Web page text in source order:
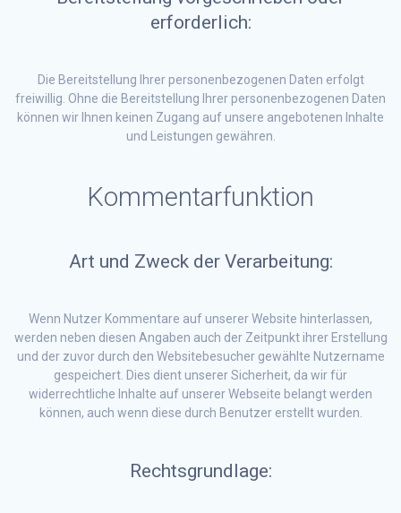
erforderlich:
Die Bereitstellung Ihrer personenbezogenen Daten erfolgt
freiwillig. Ohne die Bereitstellung Ihrer personenbezogenen Daten
können wir Ihnen keinen Zugang auf unsere angebotenen Inhalte
und Leistungen gewähren.
Kommentarfunktion
Art und Zweck der Verarbeitung:
Wenn Nutzer Kommentare auf unserer Website hinterlassen,
werden neben diesen Angaben auch der Zeitpunkt ihrer Erstellung
und der zuvor durch den Websitebesucher gewählte Nutzername
gespeichert. Dies dient unserer Sicherheit, da wir für
widerrechtliche Inhalte auf unserer Webseite belangt werden
können, auch wenn diese durch Benutzer erstellt wurden.
Rechtsgrundlage: